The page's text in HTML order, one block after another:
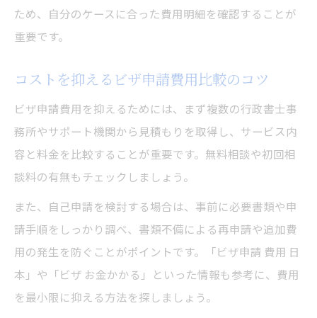
ため、自分のケースに合った費用明細を確認することが
重要です。
コストを抑えるビザ申請費用比較のコツ
ビザ申請費用を抑えるためには、まず複数の行政書士事
務所やサポート機関から見積もりを取得し、サービス内
容と料金を比較することが重要です。無料相談や初回相
談料の有無もチェックしましょう。
また、自己申請を検討する場合は、事前に必要書類や申
請手順をしっかり調べ、書類不備による再申請や追加費
用の発生を防ぐことがポイントです。「ビザ申請 費用 日
本」や「ビザ お金かかる」といった情報も参考に、費用
を最小限に抑える方法を探しましょう。